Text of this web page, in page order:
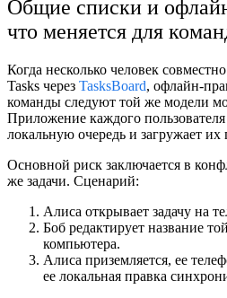
Общие списки и
что меняется для
Когда несколько человек
Tasks через TasksBoard, офлайн-
команды следуют той же модели
Приложение каждого
локальную очередь и загружает их
Основной риск заключается в
же задачи. Сценарий:
Алиса открывает задачу на
Боб редактирует название
компьютера.
Алиса приземляется, ее
ее локальная правка